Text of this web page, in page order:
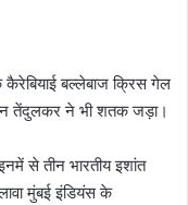
बल्लेबाज क्रिस गेल
तेंदुलकर ने भी शतक जड़ा।
से तीन भारतीय इशांत
मुंबई इंडियंस के